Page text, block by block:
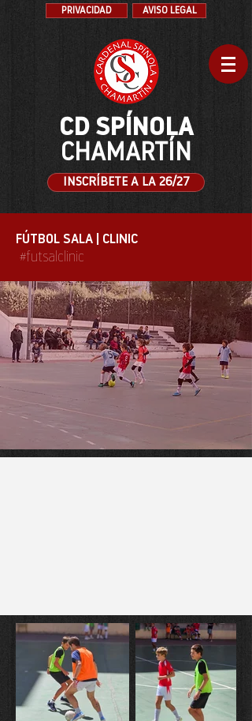
PRIVACIDAD AVISO LEGAL
CD SPÍNOLA
CHAMARTÍN
INSCRÍBETE A LA 26/27
FÚTBOL SALA | CLINIC
#futsalclinic